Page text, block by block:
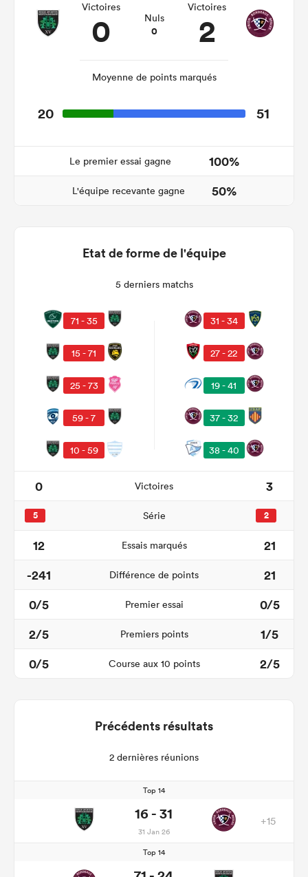
Victoires
0 Nuls
0
Victoires
2
Moyenne de points marqués
20 51
Le premier essai gagne 100%
L'équipe recevante gagne 50%
Etat de forme de l'équipe
5 derniers matchs
71 - 35
15 - 71
25 - 73
59 - 7
10 - 59
31 - 34
27 - 22
19 - 41
37 - 32
38 - 40
0 Victoires 3
5 Série 2
12 Essais marqués
21
-241
Différence de points
21
0/5
Premier essai
0/5
2/5
Premiers points
1/5
0/5
Course aux 10 points 2/5
Précédents résultats
2 dernières réunions
Top 14
16 - 31
31 Jan 26
+15
Top 14